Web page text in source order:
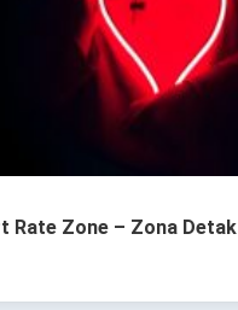
Rate Zone – Zona Detak